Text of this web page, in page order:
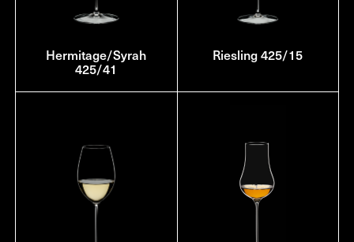
Hermitage/Syrah
425/41
Riesling 425/15